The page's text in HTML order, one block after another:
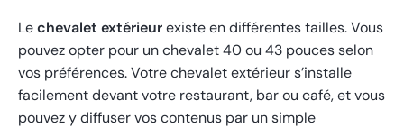
Lechevalet extérieurexiste en différentes tailles. Vous
pouvez opter pour un chevalet 40 ou 43 pouces selon
vos préférences. Votre chevalet extérieur s’installe
facilement devant votre restaurant, bar ou café, et vous
pouvez y diffuser vos contenus par un simple